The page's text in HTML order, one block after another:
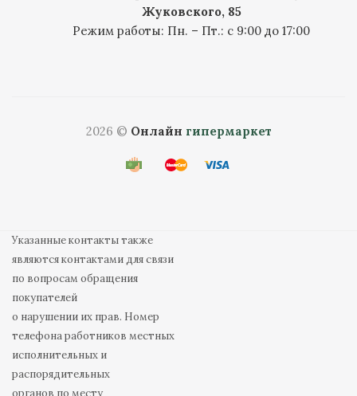
Жуковского, 85
Режим работы: Пн. – Пт.: с 9:00 до 17:00
2026 © Онлайн гипермаркет
Указанные контакты также
являются контактами для связи
по вопросам обращения
покупателей
о нарушении их прав. Номер
телефона работников местных
исполнительных и
распорядительных